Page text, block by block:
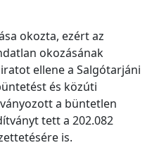
okozta, ezért az
okozásának
ellene a Salgótarjáni
és közúti
a büntetlen
tett a 202.082
is.